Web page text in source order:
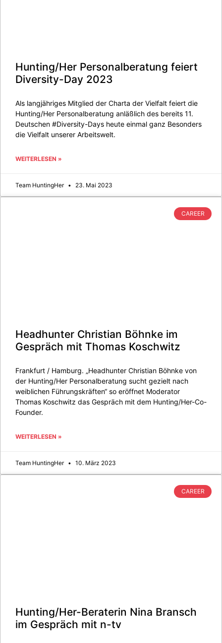
Hunting/Her Personalberatung feiert
Diversity-Day 2023
Als langjähriges Mitglied der Charta der Vielfalt feiert die
Hunting/Her Personalberatung anläßlich des bereits 11.
Deutschen #Diversity-Days heute einmal ganz Besonders
die Vielfalt unserer Arbeitswelt.
WEITERLESEN »
Team HuntingHer 23. Mai 2023
CAREER
Headhunter Christian Böhnke im
Gespräch mit Thomas Koschwitz
Frankfurt / Hamburg. „Headhunter Christian Böhnke von
der Hunting/Her Personalberatung sucht gezielt nach
weiblichen Führungskräften“ so eröffnet Moderator
Thomas Koschwitz das Gespräch mit dem Hunting/Her-Co-
Founder.
WEITERLESEN »
Team HuntingHer 10. März 2023
CAREER
Hunting/Her-Beraterin Nina Bransch
im Gespräch mit n-tv